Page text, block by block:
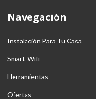
Navegación
Instalación Para Tu Casa
Smart-Wifi
Herramientas
Ofertas